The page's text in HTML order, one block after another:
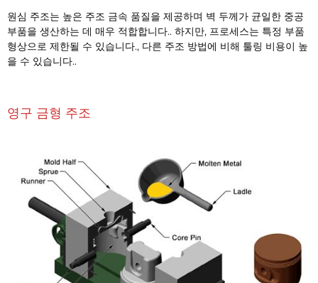
원심 주조는 높은 주조 금속 품질을 제공하며 벽 두께가 균일한 중공
부품을 생산하는 데 매우 적합합니다.. 하지만, 프로세스는 특정 부품
형상으로 제한될 수 있습니다., 다른 주조 방법에 비해 툴링 비용이 높
을 수 있습니다..
영구 금형 주조